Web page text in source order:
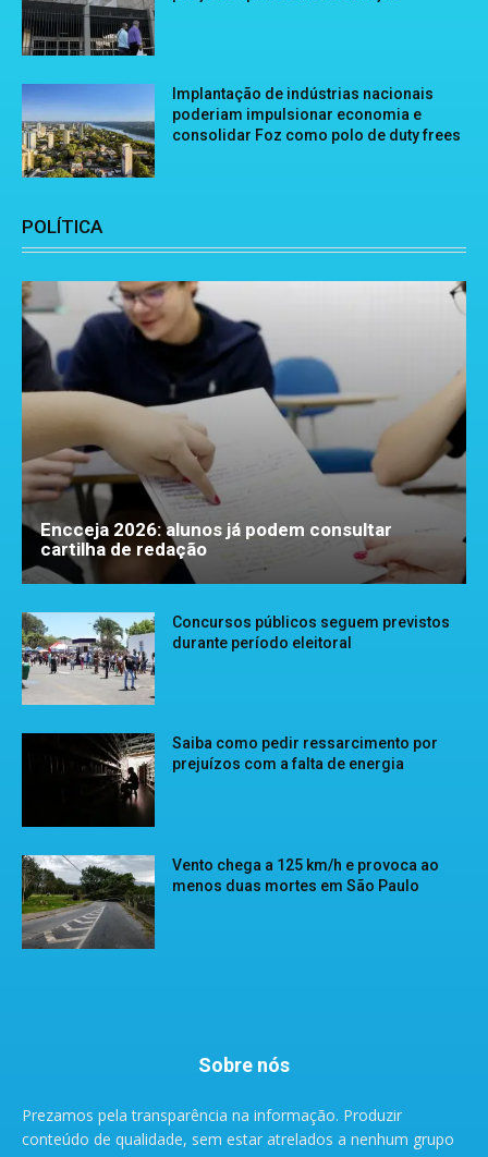
Implantação de indústrias nacionais
poderiam impulsionar economia e
consolidar Foz como polo de duty frees
POLÍTICA
Encceja 2026: alunos já podem consultar
cartilha de redação
Concursos públicos seguem previstos
durante período eleitoral
Saiba como pedir ressarcimento por
prejuízos com a falta de energia
Vento chega a 125 km/h e provoca ao
menos duas mortes em São Paulo
Sobre nós
Prezamos pela transparência na informação. Produzir
conteúdo de qualidade, sem estar atrelados a nenhum grupo